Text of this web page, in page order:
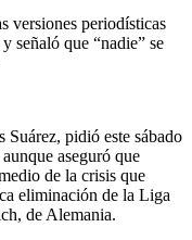
versiones periodísticas
señaló que “nadie” se
Suárez, pidió este sábado
aseguró que
de la crisis que
eliminación de la Liga
de Alemania.